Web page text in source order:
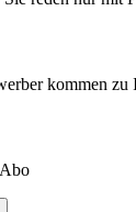
kommen zu